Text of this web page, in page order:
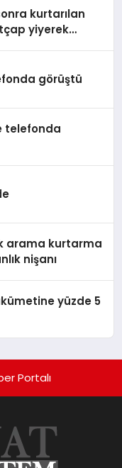
kurtarılan
yiyerek
görüştü
telefonda
arama kurtarma
nişanı
yüzde 5
Portalı